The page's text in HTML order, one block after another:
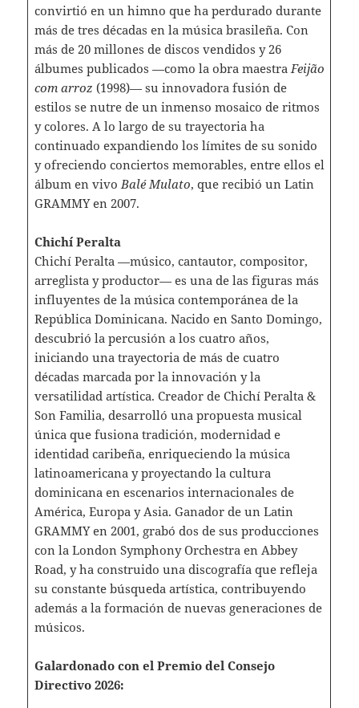
convirtió en un himno que ha perdurado durante
más de tres décadas en la música brasileña. Con
más de 20 millones de discos vendidos y 26
álbumes publicados —como la obra maestra Feijão
com arroz (1998)— su innovadora fusión de
estilos se nutre de un inmenso mosaico de ritmos
y colores. A lo largo de su trayectoria ha
continuado expandiendo los límites de su sonido
y ofreciendo conciertos memorables, entre ellos el
álbum en vivo Balé Mulato, que recibió un Latin
GRAMMY en 2007.
Chichí Peralta
Chichí Peralta —músico, cantautor, compositor,
arreglista y productor— es una de las figuras más
influyentes de la música contemporánea de la
República Dominicana. Nacido en Santo Domingo,
descubrió la percusión a los cuatro años,
iniciando una trayectoria de más de cuatro
décadas marcada por la innovación y la
versatilidad artística. Creador de Chichí Peralta &
Son Familia, desarrolló una propuesta musical
única que fusiona tradición, modernidad e
identidad caribeña, enriqueciendo la música
latinoamericana y proyectando la cultura
dominicana en escenarios internacionales de
América, Europa y Asia. Ganador de un Latin
GRAMMY en 2001, grabó dos de sus producciones
con la London Symphony Orchestra en Abbey
Road, y ha construido una discografía que refleja
su constante búsqueda artística, contribuyendo
además a la formación de nuevas generaciones de
músicos.
Galardonado con el Premio del Consejo
Directivo 2026: